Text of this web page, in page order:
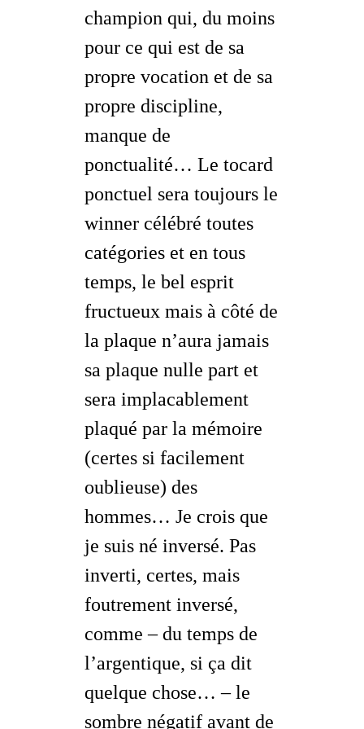
champion qui, du moins
pour ce qui est de sa
propre vocation et de sa
propre discipline,
manque de
ponctualité… Le tocard
ponctuel sera toujours le
winner célébré toutes
catégories et en tous
temps, le bel esprit
fructueux mais à côté de
la plaque n’aura jamais
sa plaque nulle part et
sera implacablement
plaqué par la mémoire
(certes si facilement
oublieuse) des
hommes… Je crois que
je suis né inversé. Pas
inverti, certes, mais
foutrement inversé,
comme – du temps de
l’argentique, si ça dit
quelque chose… – le
sombre négatif avant de